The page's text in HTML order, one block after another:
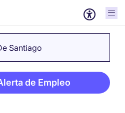
Santiago
de Empleo